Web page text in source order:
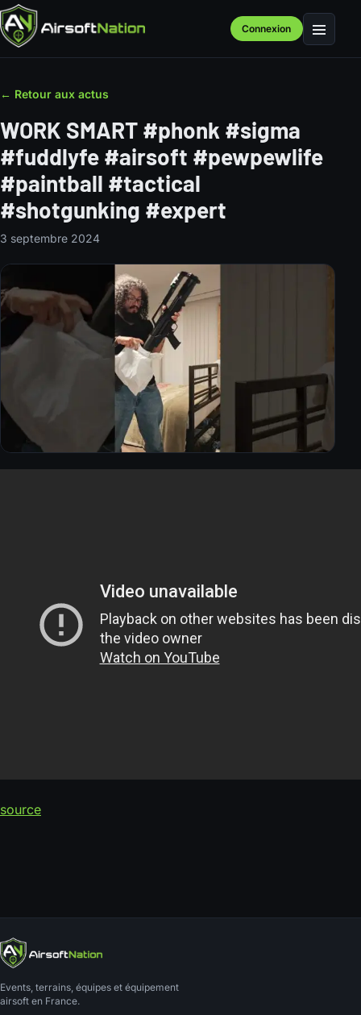
Connexion Menu
← Retour aux actus
WORK SMART #phonk #sigma
#fuddlyfe #airsoft #pewpewlife
#paintball #tactical
#shotgunking #expert
3 septembre 2024
source
Events, terrains, équipes et équipement
airsoft en France.